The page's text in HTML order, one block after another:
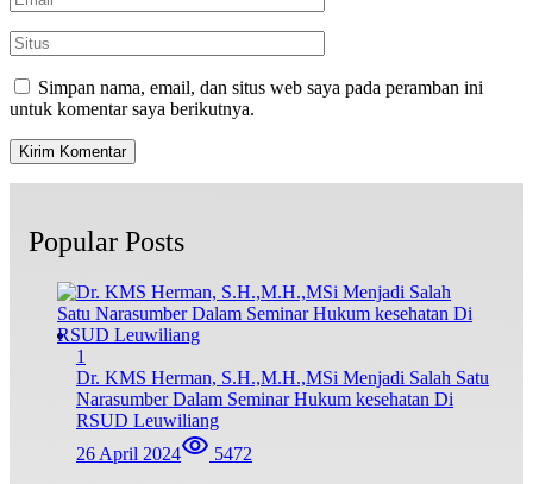
Simpan nama, email, dan situs web saya pada peramban ini
untuk komentar saya berikutnya.
Popular Posts
1
Dr. KMS Herman, S.H.,M.H.,MSi Menjadi Salah Satu
Narasumber Dalam Seminar Hukum kesehatan Di
RSUD Leuwiliang
26 April 2024
5472